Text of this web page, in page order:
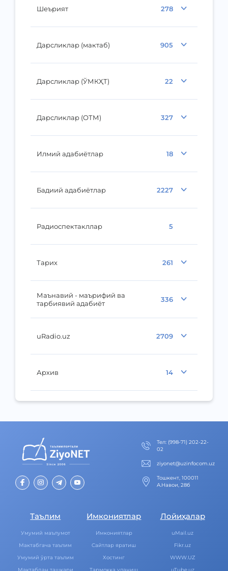
Шеърият 278
Дарсликлар (мактаб) 905
Дарсликлар (ЎМКҲТ) 22
Дарсликлар (ОТМ) 327
Илмий адабиётлар 18
Бадиий адабиётлар 2227
Радиоспектакллар 5
Тарих 261
Маънавий - маърифий ва
тарбиявий адабиёт
336
uRadio.uz 2709
Архив 14
Тел: (998-71) 202-22-
02
ziyonet@uzinfocom.uz
Тошкент, 100011
А.Навои, 28б
Таълим
Умумий маълумот
Мактабгача таълим
Умумий ўрта таълим
Мактабдан ташқари
Имкониятлар
Имкониятлар
Cайтлар яратиш
Хостинг
Тармоққа уланиш
Лойиҳалар
uMail.uz
Fikr.uz
WWW.UZ
uTube.uz